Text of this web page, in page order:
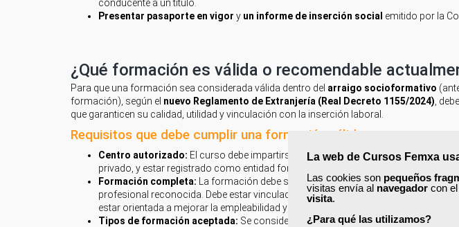
La web de Cursos Femxa
Las cookies son pequeños
visitas envía al navegador con
visita.
¿Para qué las utilizamos?
conducente a un título.
Presentar pasaporte en vigor y un informe de inserción social emitido por la
¿Qué formación es válida o recomendable
Para que una formación sea considerada válida dentro del arraigo socioformativo
formación), según el nuevo Reglamento de Extranjería (Real Decreto 1155/2024) ,
que garanticen su calidad, utilidad y vinculación con la inserción laboral.
Requisitos que debe cumplir una formación válida
Centro autorizado: El curso debe impartirse en un centro de enseñanza
privado, y estar registrado como entidad formativa válida.
Formación completa: La formación debe ser íntegra, no modular ni parcial, y
profesional reconocida. Debe estar vinculada a ocupaciones incluidas en el
estar orientada a mejorar la empleabilidad y la integración laboral.
Tipos de formación aceptada: Se consideran válidas diversas modalidades de